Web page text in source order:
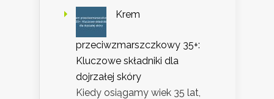
Krem
przeciwzmarszczkowy 35+:
Kluczowe składniki dla
dojrzałej skóry
Kiedy osiągamy wiek 35 lat,